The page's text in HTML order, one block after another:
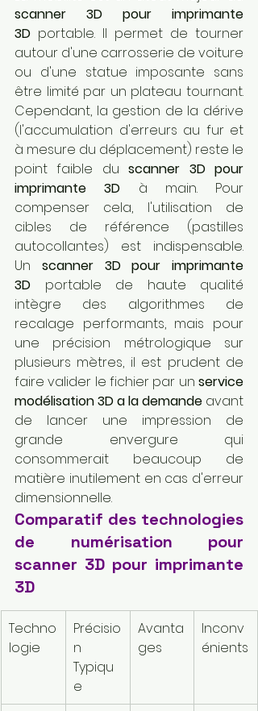
scanner 3D pour imprimante
3D portable. Il permet de tourner
autour d'une carrosserie de voiture
ou d'une statue imposante sans
être limité par un plateau tournant.
Cependant, la gestion de la dérive
(l'accumulation d'erreurs au fur et
à mesure du déplacement) reste le
point faible du scanner 3D pour
imprimante 3D à main. Pour
compenser cela, l'utilisation de
cibles de référence (pastilles
autocollantes) est indispensable.
Un scanner 3D pour imprimante
3D portable de haute qualité
intègre des algorithmes de
recalage performants, mais pour
une précision métrologique sur
plusieurs mètres, il est prudent de
faire valider le fichier par un service
modélisation 3D a la demande avant
de lancer une impression de
grande envergure qui
consommerait beaucoup de
matière inutilement en cas d'erreur
dimensionnelle.
Comparatif des technologies
de numérisation pour
scanner 3D pour imprimante
3D
Techno
logie
Précisio
n
Typiqu
e
Avanta
ges
Inconv
énients